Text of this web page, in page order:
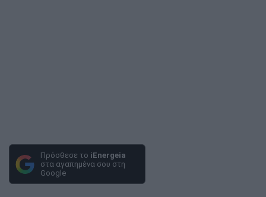
Πρόσθεσε το iEnergeia
στα αγαπημένα σου στη
Google